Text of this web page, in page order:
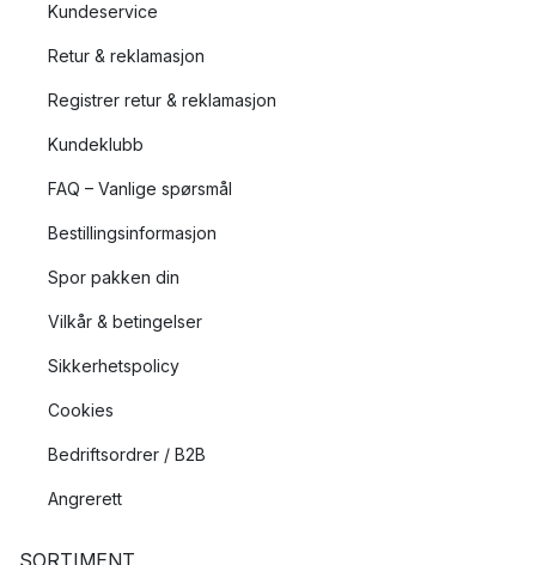
Kundeservice
Retur & reklamasjon
Registrer retur & reklamasjon
Kundeklubb
FAQ – Vanlige spørsmål
Bestillingsinformasjon
Spor pakken din
Vilkår & betingelser
Sikkerhetspolicy
Cookies
Bedriftsordrer / B2B
Angrerett
SORTIMENT